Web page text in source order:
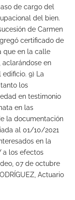
de cargo del
del bien.
de Carmen
certificado de
que en la calle
aclarándose en
9) La
los
en testimonio
en las
la documentación
al 01/10/2021
en la
a los efectos
07 de octubre
Actuario